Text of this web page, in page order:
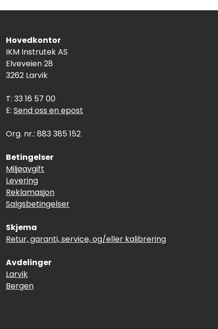
Hovedkontor
IKM Instrutek AS
Elveveien 28
3262 Larvik
T: 33 16 57 00
E: Send oss en epost
Org. nr.: 883 385 152
Betingelser
Miljøavgift
Levering
Reklamasjon
Salgsbetingelser
Skjema
Retur, garanti, service, og/eller kalibrering
Avdelinger
Larvik
Bergen